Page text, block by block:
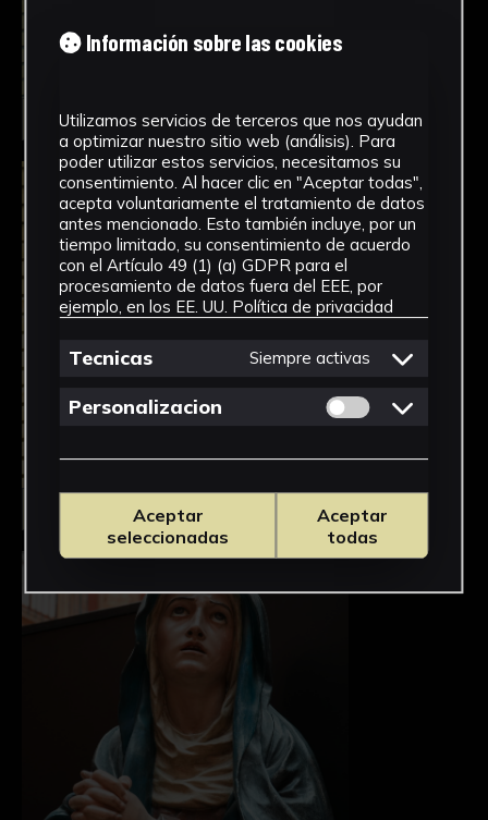
Seleccionar
Seleccionar
Información sobre las cookies
Utilizamos servicios de terceros que nos ayudan
a optimizar nuestro sitio web (análisis). Para
poder utilizar estos servicios, necesitamos su
consentimiento. Al hacer clic en "Aceptar todas",
acepta voluntariamente el tratamiento de datos
antes mencionado. Esto también incluye, por un
tiempo limitado, su consentimiento de acuerdo
con el Artículo 49 (1) (a) GDPR para el
procesamiento de datos fuera del EEE, por
ejemplo, en los EE. UU. Política de privacidad
Tecnicas Siempre activas
Personalizacion Permitir cookies
Aceptar
seleccionadas
Aceptar
todas